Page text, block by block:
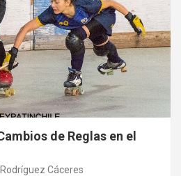
de Reglas en el
Cáceres